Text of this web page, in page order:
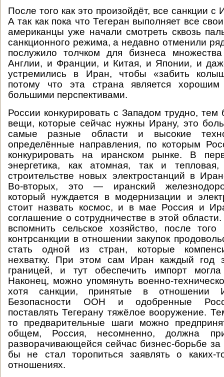
После того как это произойдёт, все санкции с
А так как пока что Тегеран выполняет все
американцы уже начали смотреть сквозь
санкционного режима, а недавно отменили
послужило толчком для бизнеса
Англии, и Франции, и Китая, и Японии, и
устремились в Иран, чтобы «забить
потому что эта страна является
большими перспективами.
России конкурировать с Западом трудно, тем
вещи, которые сейчас нужны Ирану, это
самые разные области и высокие
определённые направления, по которым
конкурировать на иранском рынке. В
энергетика, как атомная, так и
строительстве новых электростанций в
Во-вторых, это — иранский
который нуждается в модернизации и
стоит назвать космос, и в мае Россия и
соглашение о сотрудничестве в этой
вспомнить сельское хозяйство, после
контрсанкции в отношении закупок
стать одной из стран, которые
нехватку. При этом сам Иран каждый год
границей, и тут обеспечить импорт
Наконец, можно упомянуть военно-
хотя санкции, принятые в отношении
Безопасности ООН и одобренные
поставлять Тегерану тяжёлое вооружение.
то предварительные шаги можно
общем, Россия, несомненно, должна
разворачивающейся сейчас бизнес-борьбе
бы не стал торопиться заявлять о каких-
отношениях.